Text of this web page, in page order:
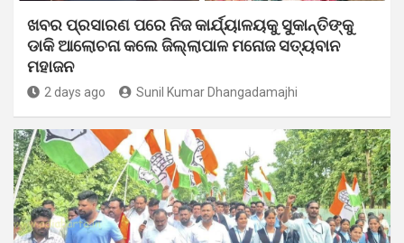
ଖବର ପ୍ରସାରଣ ପରେ ନିଜ କାର୍ଯ୍ୟାଳୟକୁ ସୁକାନ୍ତିଙ୍କୁ
ଡାକି ଆଲୋଚନା କଲେ ଜିଲ୍ଲାପାଳ ମନୋଜ ସତ୍ୟବାନ
ମହାଜନ
2 days ago Sunil Kumar Dhangadamajhi